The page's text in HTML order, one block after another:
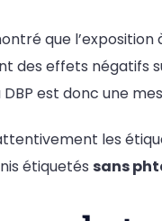
que
des effets négatifs
est donc une
les
étiquetés sans